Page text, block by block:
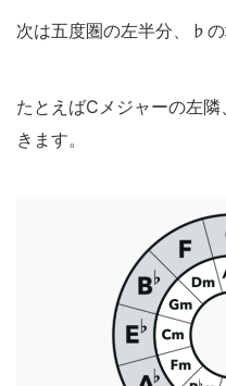
次は五度圏の左半分、♭の
たとえばCメジャーの左
きます。